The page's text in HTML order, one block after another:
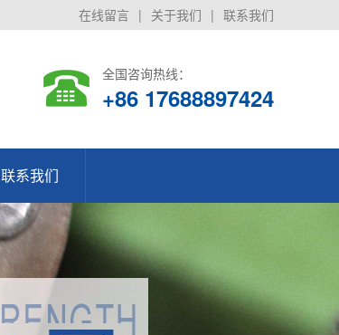
在线留言 | 关于我们 | 联系我们
全国咨询热线：
+86 17688897424
联系我们